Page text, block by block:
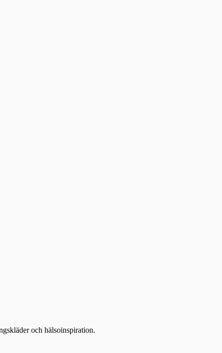
och hälsoinspiration.